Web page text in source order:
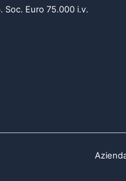
Soc. Euro 75.000 i.v.